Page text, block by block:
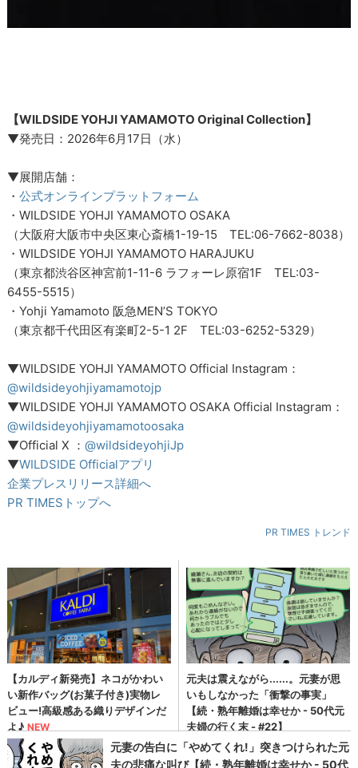
【WILDSIDE YOHJI YAMAMOTO Original Collection】
▼発売日：2026年6月17日（水）
▼展開店舗：
・公式オンラインプラットフォーム
・WILDSIDE YOHJI YAMAMOTO OSAKA
（大阪府大阪市中央区東心斎橋1-19-15 TEL:06-7662-8038）
・WILDSIDE YOHJI YAMAMOTO HARAJUKU
（東京都渋谷区神宮前1-11-6 ラフォーレ原宿1F TEL:03-
6455-5515）
・Yohji Yamamoto 阪急MEN’S TOKYO
（東京都千代田区有楽町2-5-1 2F TEL:03-6252-5329）
▼WILDSIDE YOHJI YAMAMOTO Official Instagram：
@wildsideyohjiyamamotojp
▼WILDSIDE YOHJI YAMAMOTO OSAKA Official Instagram：
@wildsideyohjiyamamotoosaka
▼Official X ：@wildsideyohjiJp
▼WILDSIDE Officialアプリ
企業プレスリリース詳細へ
PR TIMESトップへ
PR TIMES トレンド